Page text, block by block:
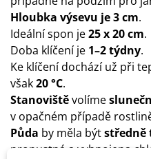
Hloubka výsevu je 3 cm.
Ideální spon je25 x 20 cm.
Doba klíčení je 1–2 týdny.
Ke klíčení dochází už při
však20 °C.
Stanovištěvolíme
v opačném případě
Půda by měla býtstředně
propustná a vyhnojena